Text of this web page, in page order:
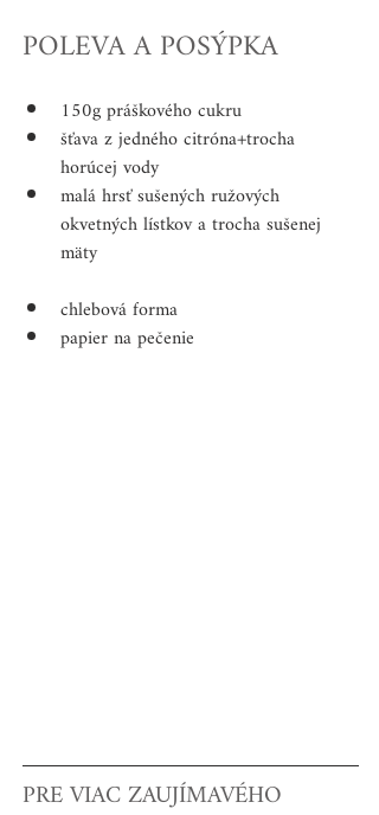
POLEVA A POSÝPKA
150g práškového cukru
šťava z jedného citróna+trocha
horúcej vody
malá hrsť sušených ružových
okvetných lístkov a trocha sušenej
mäty
chlebová forma
papier na pečenie
PRE VIAC ZAUJÍMAVÉHO